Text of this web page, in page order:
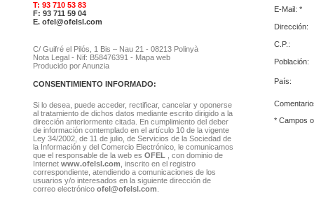
T: 93 710 53 83
F: 93 711 59 04
E. ofel@ofelsl.com
C/ Guifré el Pilós, 1 Bis – Nau 21 - 08213 Polinyà
Nota Legal - Nif: B58476391 - Mapa web
Producido porAnunzia
CONSENTIMIENTO INFORMADO:
Si lo desea, puede acceder, rectificar, cancelar y oponerse
al tratamiento de dichos datos mediante escrito dirigido a la
dirección anteriormente citada. En cumplimiento del deber
de información contemplado en el artículo 10 de la vigente
Ley 34/2002, de 11 de julio, de Servicios de la Sociedad de
la Información y del Comercio Electrónico, le comunicamos
que el responsable de la web es OFEL , con dominio de
Internet www.ofelsl.com , inscrito en el registro
correspondiente, atendiendo a comunicaciones de los
usuarios y/o interesados en la siguiente dirección de
correo electrónico ofel@ofelsl.com
E-Mail: *
Dirección:
C.P.:
Población:
País:
* Campos